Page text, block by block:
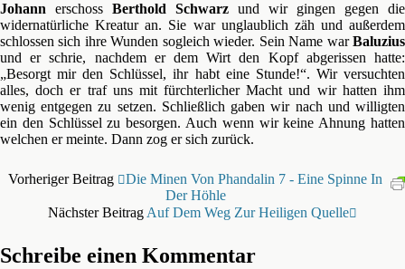
Johann erschoss Berthold Schwarz und wir gingen gegen die
widernatürliche Kreatur an. Sie war unglaublich zäh und außerdem
schlossen sich ihre Wunden sogleich wieder. Sein Name warBaluzius
und er schrie, nachdem er dem Wirt den Kopf abgerissen hatte:
„Besorgt mir den Schlüssel, ihr habt eine Stunde!“. Wir versuchten
alles, doch er traf uns mit fürchterlicher Macht und wir hatten ihm
wenig entgegen zu setzen. Schließlich gaben wir nach und willigten
ein den Schlüssel zu besorgen. Auch wenn wir keine Ahnung hatten
welchen er meinte. Dann zog er sich zurück.
Vorheriger Beitrag
Die Minen Von Phandalin 7 - Eine Spinne In
Der Höhle
Nächster Beitrag Auf Dem Weg Zur Heiligen Quelle
Schreibe einen Kommentar